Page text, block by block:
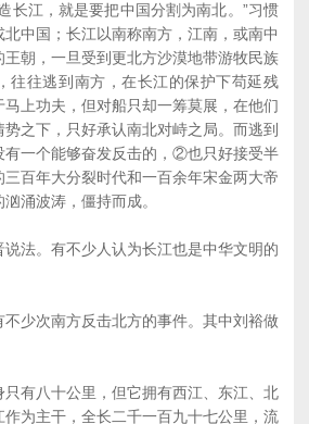
长江，就是要把中国分割为南北。”习惯
北中国；长江以南称南方，江南，或南中
王朝，一旦受到更北方沙漠地带游牧民族
往往逃到南方，在长江的保护下苟延残
上功夫，但对船只却一筹莫展，在他们
之下，只好承认南北对峙之局。而逃到
有一个能够奋发反击的，②也只好接受半
百年大分裂时代和一百余年宋金两大帝
涌波涛，僵持而成。
。有不少人认为长江也是中华文明的
次南方反击北方的事件。其中刘裕做
有八十公里，但它拥有西江、东江、北
为主干，全长二千一百九十七公里，流